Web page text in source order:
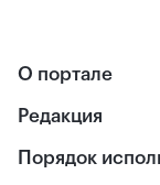
О портале
Редакция
Порядок